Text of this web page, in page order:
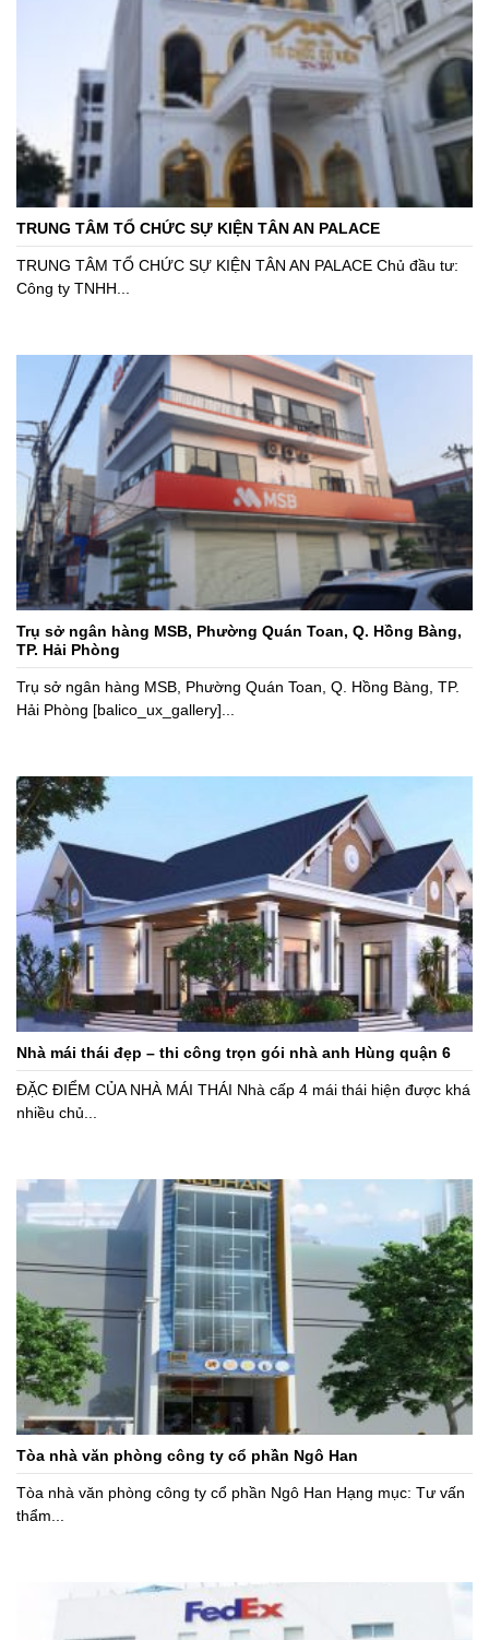
TRUNG TÂM TỔ CHỨC SỰ KIỆN TÂN AN PALACE
TRUNG TÂM TỔ CHỨC SỰ KIỆN TÂN AN PALACE Chủ đầu tư:
Công ty TNHH...
Trụ sở ngân hàng MSB, Phường Quán Toan, Q. Hồng Bàng,
TP. Hải Phòng
Trụ sở ngân hàng MSB, Phường Quán Toan, Q. Hồng Bàng, TP.
Hải Phòng [balico_ux_gallery]...
Nhà mái thái đẹp – thi công trọn gói nhà anh Hùng quận 6
ĐẶC ĐIỂM CỦA NHÀ MÁI THÁI Nhà cấp 4 mái thái hiện được khá
nhiều chủ...
Tòa nhà văn phòng công ty cổ phần Ngô Han
Tòa nhà văn phòng công ty cổ phần Ngô Han Hạng mục: Tư vấn
thẩm...